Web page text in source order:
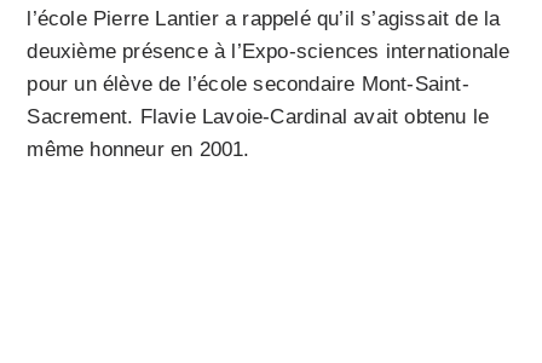
l’école Pierre Lantier a rappelé qu’il s’agissait de la
deuxième présence à l’Expo-sciences internationale
pour un élève de l’école secondaire Mont-Saint-
Sacrement. Flavie Lavoie-Cardinal avait obtenu le
même honneur en 2001.